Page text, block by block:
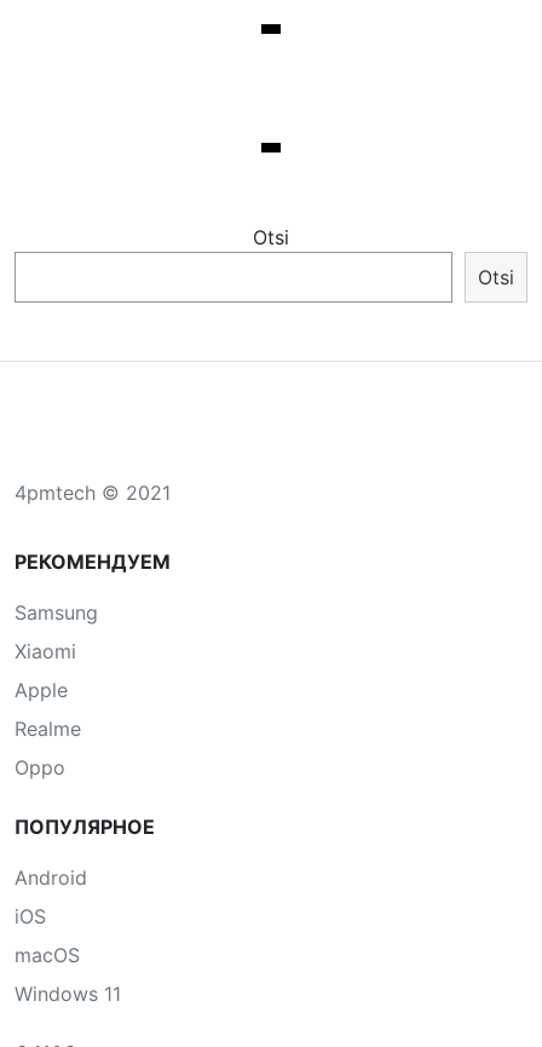
Otsi
Otsi
4pmtech © 2021
РЕКОМЕНДУЕМ
Samsung
Xiaomi
Apple
Realme
Oppo
ПОПУЛЯРНОЕ
Android
iOS
macOS
Windows 11